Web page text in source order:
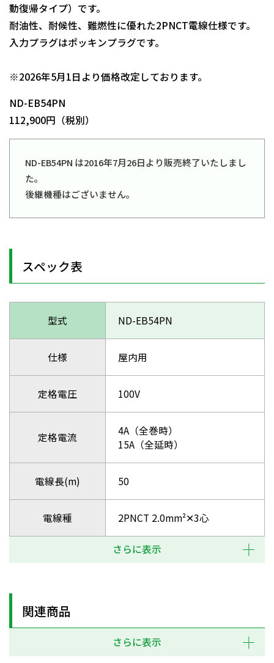
動復帰タイプ）です。
耐油性、耐候性、難燃性に優れた2PNCT電線仕様です。
入力プラグはポッキンプラグです。
※2026年5月1日より価格改定しております。
ND-EB54PN
112,900円（税別）
ND-EB54PN は2016年7月26日より販売終了いたしまし
た。
後継機種はございません。
スペック表
型式 ND-EB54PN
仕様 屋内用
定格電圧 100V
定格電流
4A（全巻時）
15A（全延時）
電線長(m) 50
電線種 2PNCT 2.0mm²✕3心
さらに表示
関連商品
さらに表示